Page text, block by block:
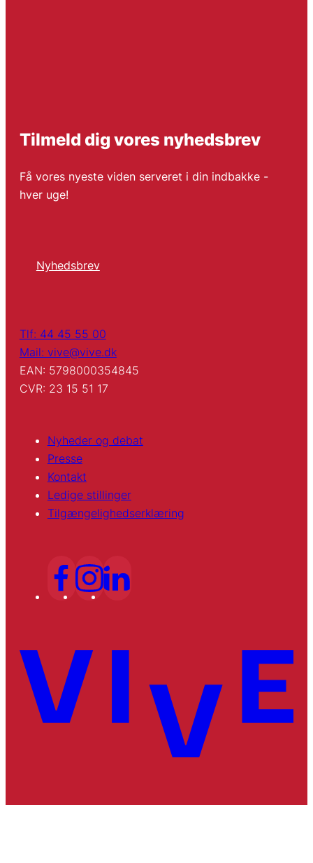
Tilmeld dig vores nyhedsbrev
Få vores nyeste viden serveret i din indbakke -
hver uge!
Nyhedsbrev
Tlf: 44 45 55 00
Mail: vive@vive.dk
EAN: 5798000354845
CVR: 23 15 51 17
Nyheder og debat
Presse
Kontakt
Ledige stillinger
Tilgængelighedserklæring